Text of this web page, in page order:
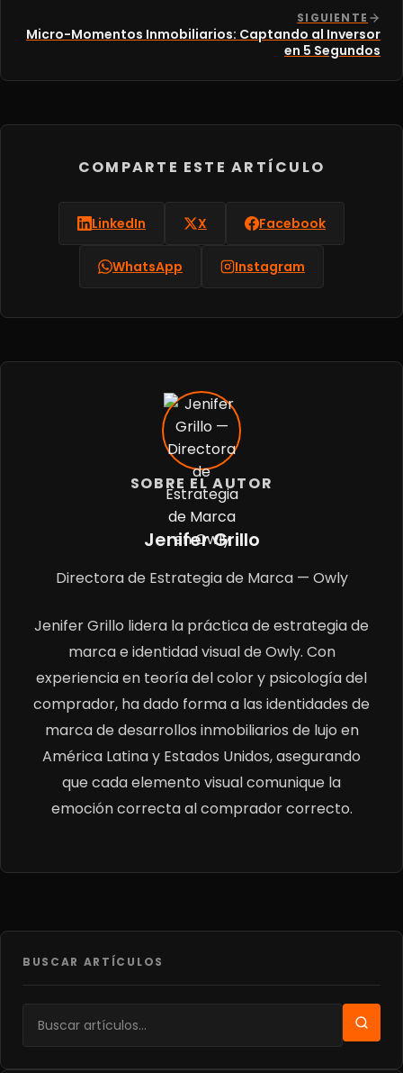
SIGUIENTE
Micro-Momentos Inmobiliarios: Captando al Inversor
en 5 Segundos
COMPARTE ESTE ARTÍCULO
LinkedIn X Facebook
WhatsApp Instagram
SOBRE EL AUTOR
Jenifer Grillo
Directora de Estrategia de Marca — Owly
Jenifer Grillo lidera la práctica de estrategia de
marca e identidad visual de Owly. Con
experiencia en teoría del color y psicología del
comprador, ha dado forma a las identidades de
marca de desarrollos inmobiliarios de lujo en
América Latina y Estados Unidos, asegurando
que cada elemento visual comunique la
emoción correcta al comprador correcto.
BUSCAR ARTÍCULOS